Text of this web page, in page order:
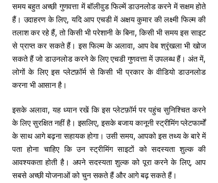
समय बहुत अच्छी गुणवत्ता में बॉलीवुड फिल्में डाउनलोड करने में सक्षम होते
हैं। उदाहरण के लिए, यदि आप एचडी में अक्षय कुमार की लक्ष्मी फिल्म की
तलाश कर रहे हैं, तो किसी भी परेशानी के बिना, किसी भी समय इस साइट
से प्राप्त कर सकते हैं। इस फिल्म के अलावा, आप वेब श्रृंखला भी खोज
सकते हैं जो डाउनलोड करने के लिए एचडी गुणवत्ता में उपलब्ध हैं। अंत में,
लोगों के लिए इस प्लेटफ़ॉर्म से किसी भी प्रकार के वीडियो डाउनलोड
करना भी आसान है।
इसके अलावा, यह ध्यान रखें कि इस प्लेटफ़ॉर्म पर पहुंच सुनिश्चित करने
के लिए सुरक्षित नहीं है। इसलिए, इसके बजाय कानूनी स्ट्रीमिंग प्लेटफार्मों
के साथ आगे बढ़ना सहायक होगा। उसी समय, आपको इस तथ्य के बारे में
पता होना चाहिए कि उन स्ट्रीमिंग साइटों को सदस्यता शुल्क की
आवश्यकता होती है। अपने सदस्यता शुल्क को पूरा करने के लिए, आप
सबसे अच्छी योजनाओं को चुन सकते हैं और आगे बढ़ सकते हैं।